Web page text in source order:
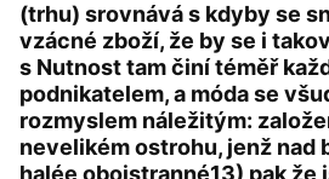
(trhu) srovnává s kdyby se
vzácné zboží, že by se i
s Nutnost tam činí téměř
podnikatelem, a móda se
rozmyslem náležitým:
nevelikém ostrohu, jenž nad
halée obojstranné13) pak že